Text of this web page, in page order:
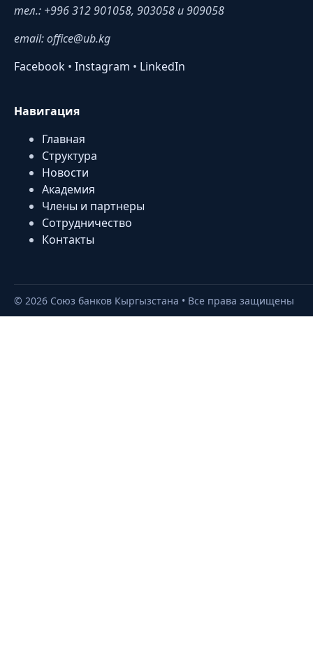
тел.: +996 312 901058, 903058 и 909058
email: office@ub.kg
Facebook • Instagram • LinkedIn
Навигация
Главная
Структура
Новости
Академия
Члены и партнеры
Сотрудничество
Контакты
© 2026 Союз банков Кыргызстана • Все права защищены